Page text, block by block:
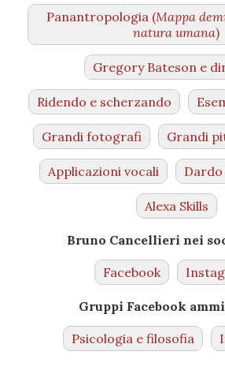
Panantropologia (Mappa
natura umana)
Gregory Bateson e
Ridendo e scherzando
Grandi fotografi Grandi
Applicazioni vocali Dardo
Alexa Skills
Bruno Cancellieri nei
Facebook
Gruppi Facebook
Psicologia e filosofia